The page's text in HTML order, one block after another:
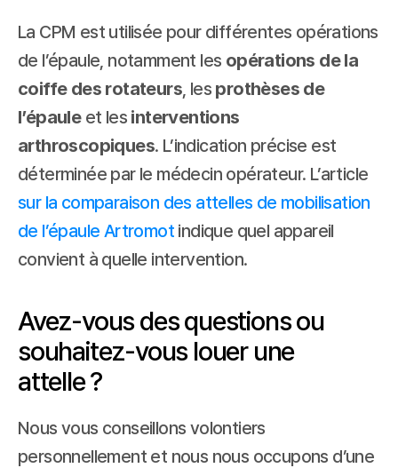
La CPM est utilisée pour différentes opérations
de l’épaule, notamment les opérations de la
coiffe des rotateurs, les prothèses de
l’épaule et les interventions
arthroscopiques. L’indication précise est
sur la comparaison des attelles de mobilisation
de l’épaule Artromot indique quel appareil
convient à quelle intervention.
Avez-vous des questions ou
souhaitez-vous louer une
attelle ?
Nous vous conseillons volontiers
personnellement et nous nous occupons d’une